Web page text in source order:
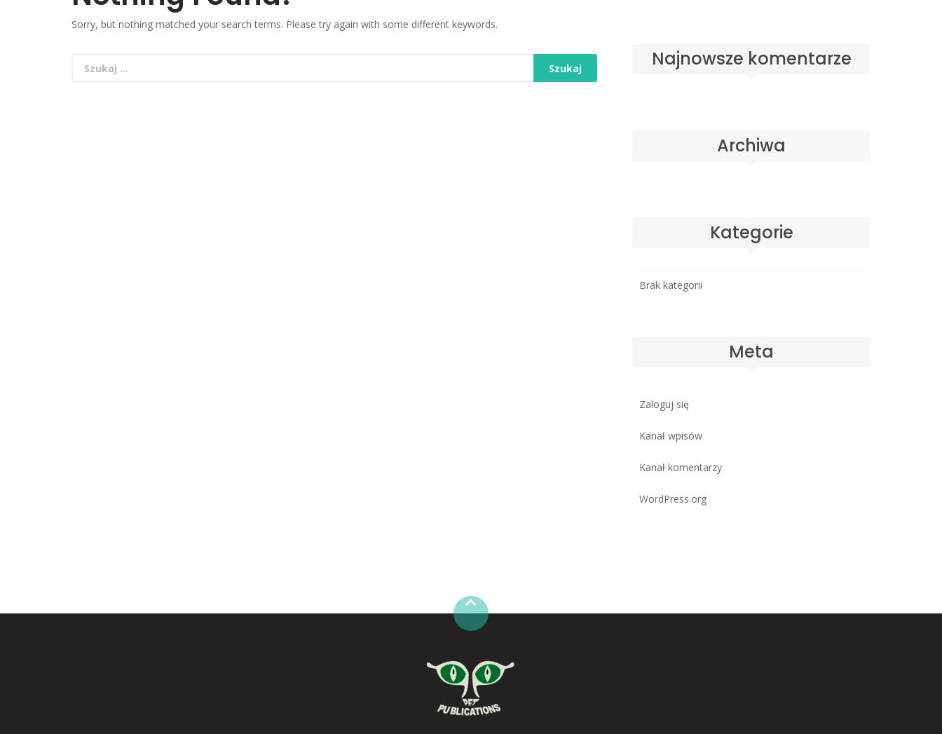
Sorry, but nothing matched your search terms. Please try again with some different keywords.
Najnowsze komentarze
Archiwa
Kategorie
Brak kategorii
Meta
Zaloguj się
Kanał wpisów
Kanał komentarzy
WordPress.org